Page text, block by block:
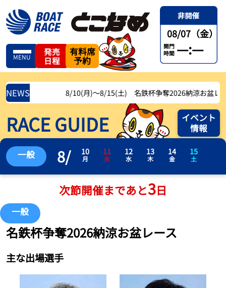
MENU
発売
日程
有料席
予約
08/07（金）
開門
時間 —:—
NEWS 8/10(月)〜8/15(土) 名鉄杯争奪2026納涼お盆レース
RACE GUIDE
イベント
情報
一般 8/ 10
月
11
火
12
水
13
木
14
金
15
土
次節開催まであと3日
一般
名鉄杯争奪2026納涼お盆レース
主な出場選手